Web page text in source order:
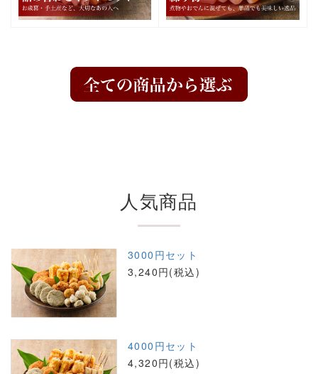
人気商品
3000円セット
3,240円(税込)
4000円セット
4,320円(税込)